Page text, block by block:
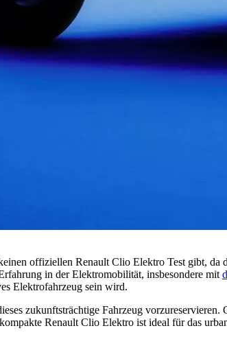
offiziellen Renault Clio Elektro Test gibt, da
in der Elektromobilität, insbesondere mit
Elektrofahrzeug sein wird.
zukunftsträchtige Fahrzeug
Renault Clio Elektro ist ideal für das